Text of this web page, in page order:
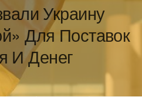
Украину
Для Поставок
И Денег